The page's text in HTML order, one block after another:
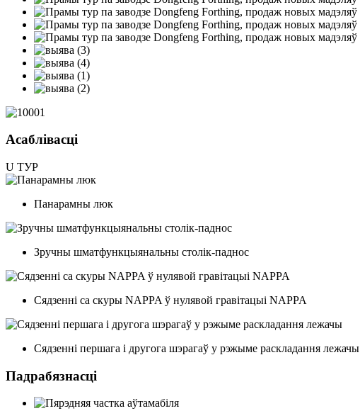
Асаблівасці
U ТУР
Панарамны люк
Зручны шматфункцыянальны столік-паднос
Сядзенні са скуры NAPPA ў нулявой гравітацыі NAPPA
Сядзенні першага і другога шэрагаў у рэжыме раскладання лежачы
Падрабязнасці